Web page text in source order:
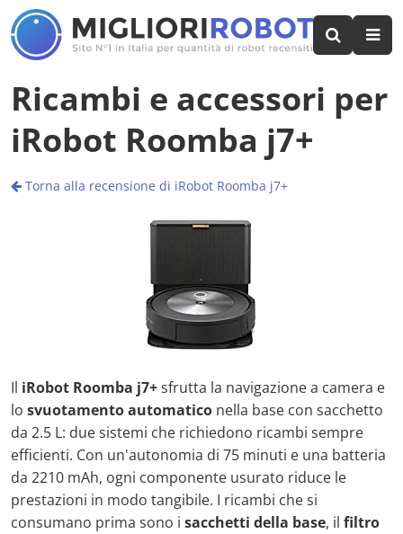
Ricambi e accessori per
iRobot Roomba j7+
Torna alla recensione di iRobot Roomba j7+
Il iRobot Roomba j7+sfrutta la navigazione a camera e
lo svuotamento automatico nella base con sacchetto
da 2.5 L: due sistemi che richiedono ricambi sempre
efficienti. Con un'autonomia di 75 minuti e una batteria
da 2210 mAh, ogni componente usurato riduce le
prestazioni in modo tangibile. I ricambi che si
consumano prima sono i sacchetti della base, il filtro